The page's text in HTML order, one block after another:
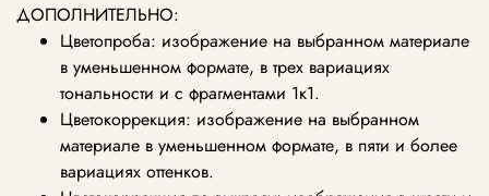
ДОПОЛНИТЕЛЬНО:
Цветопроба: изображение на выбранном материале
в уменьшенном формате, в трех вариациях
тональности и с фрагментами 1к1.
Цветокоррекция: изображение на выбранном
материале в уменьшенном формате, в пяти и более
вариациях оттенков.